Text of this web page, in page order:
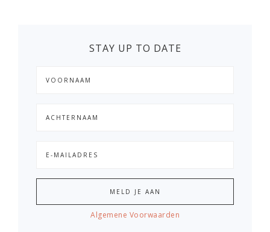
STAY UP TO DATE
Algemene Voorwaarden